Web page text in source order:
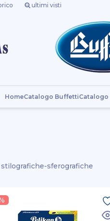
ultimi visti
HomeCatalogo BuffettiCatalogo
sferografiche